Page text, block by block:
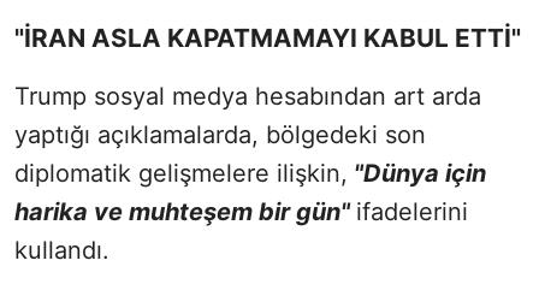
"İRAN ASLA KAPATMAMAYI KABUL ETTİ"
Trump sosyal medya hesabından art arda
yaptığı açıklamalarda, bölgedeki son
diplomatik gelişmelere ilişkin, "Dünya için
harika ve muhteşem bir gün" ifadelerini
kullandı.